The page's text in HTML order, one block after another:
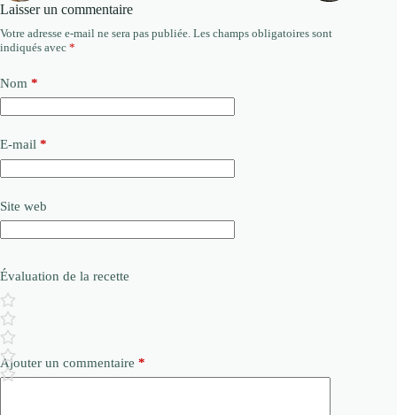
Laisser un commentaire
Votre adresse e-mail ne sera pas publiée. Les champs obligatoires sont
indiqués avec *
Nom *
E-mail *
Site web
Évaluation de la recette
Ajouter un commentaire *